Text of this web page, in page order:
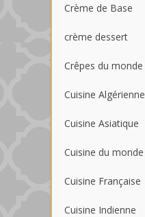
Crème de Base
crème dessert
Crêpes du monde
Cuisine Algérienne
Cuisine Asiatique
Cuisine du monde
Cuisine Française
Cuisine Indienne